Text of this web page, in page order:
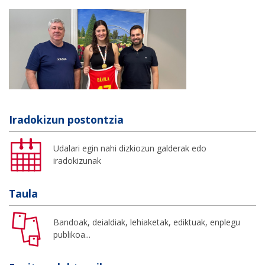
Iradokizun postontzia
Udalari egin nahi dizkiozun galderak edo
iradokizunak
Taula
Bandoak, deialdiak, lehiaketak, ediktuak, enplegu
publikoa...